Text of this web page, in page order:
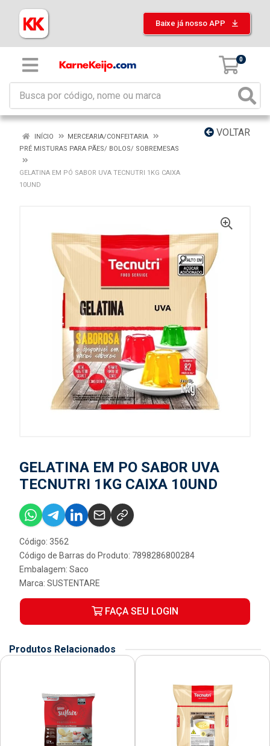
Baixe já nosso APP
0
VOLTAR
INÍCIO
MERCEARIA/CONFEITARIA
PRÉ MISTURAS PARA PÃES/ BOLOS/ SOBREMESAS
GELATINA EM PÓ SABOR UVA TECNUTRI 1KG CAIXA
10UND
GELATINA EM PO SABOR UVA
TECNUTRI 1KG CAIXA 10UND
Código: 3562
Código de Barras do Produto: 7898286800284
Embalagem: Saco
Marca: SUSTENTARE
FAÇA SEU LOGIN
Produtos Relacionados